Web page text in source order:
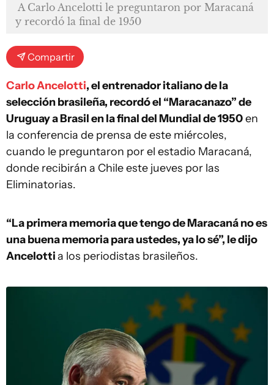
A Carlo Ancelotti le preguntaron por Maracaná
y recordó la final de 1950
Compartir
Carlo Ancelotti, el entrenador italiano de la
selección brasileña, recordó el “Maracanazo” de
Uruguay a Brasil en la final del Mundial de 1950en
la conferencia de prensa de este miércoles,
cuando le preguntaron por el estadio Maracaná,
donde recibirán a Chile este jueves por las
Eliminatorias.
“La primera memoria que tengo de Maracaná no es
una buena memoria para ustedes, ya lo sé”, le dijo
Ancelottia los periodistas brasileños.